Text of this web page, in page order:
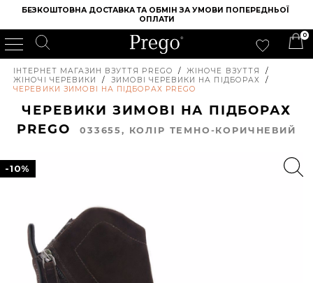
БЕЗКОШТОВНА ДОСТАВКА ТА ОБМІН ЗА УМОВИ ПОПЕРЕДНЬОЇ
ОПЛАТИ
0
ІНТЕРНЕТ МАГАЗИН ВЗУТТЯ PREGO / ЖІНОЧЕ ВЗУТТЯ
/
ЖІНОЧІ ЧЕРЕВИКИ
/ ЗИМОВІ ЧЕРЕВИКИ НА ПІДБОРАХ
/
ЧЕРЕВИКИ ЗИМОВІ НА ПІДБОРАХ PREGO
ЧЕРЕВИКИ ЗИМОВІ НА ПІДБОРАХ
PREGO033655, КОЛIР ТЕМНО-КОРИЧНЕВИЙ
-10%